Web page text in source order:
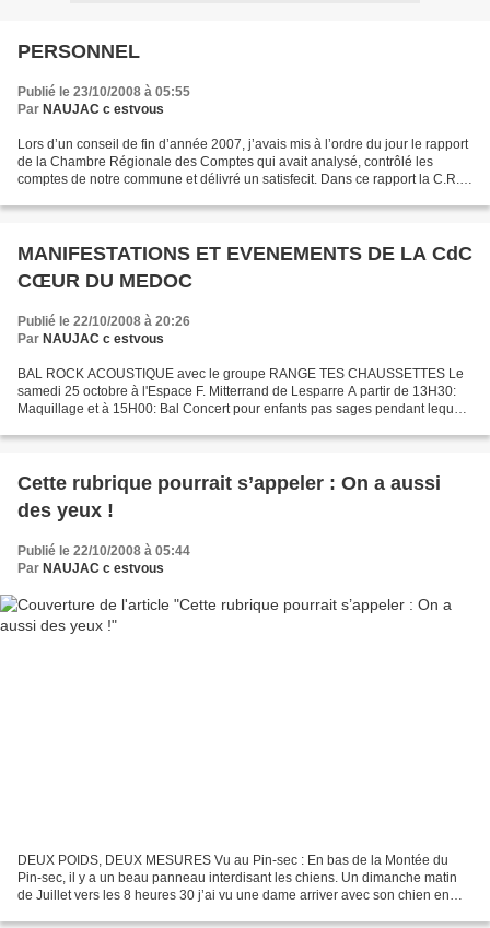
PERSONNEL
Publié le 23/10/2008 à 05:55
Par NAUJAC c estvous
Lors d’un conseil de fin d’année 2007, j’avais mis à l’ordre du jour le rapport
de la Chambre Régionale des Comptes qui avait analysé, contrôlé les
comptes de notre commune et délivré un satisfecit. Dans ce rapport la C.R.C.
MANIFESTATIONS ET EVENEMENTS DE LA CdC
CŒUR DU MEDOC
Publié le 22/10/2008 à 20:26
Par NAUJAC c estvous
BAL ROCK ACOUSTIQUE avec le groupe RANGE TES CHAUSSETTES Le
samedi 25 octobre à l'Espace F. Mitterrand de Lesparre A partir de 13H30:
Maquillage et à 15H00: Bal Concert pour enfants pas sages pendant lequel
Cette rubrique pourrait s’appeler : On a aussi
des yeux !
Publié le 22/10/2008 à 05:44
Par NAUJAC c estvous
DEUX POIDS, DEUX MESURES Vu au Pin-sec : En bas de la Montée du
Pin-sec, il y a un beau panneau interdisant les chiens. Un dimanche matin
de Juillet vers les 8 heures 30 j’ai vu une dame arriver avec son chien en